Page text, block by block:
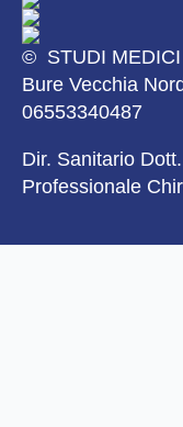
© STUDI MEDICI
Bure Vecchia
06553340487
Dir. Sanitario
Professionale